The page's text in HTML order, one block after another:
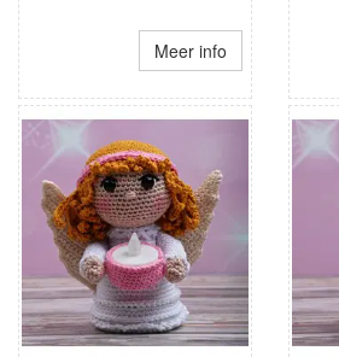
Meer info